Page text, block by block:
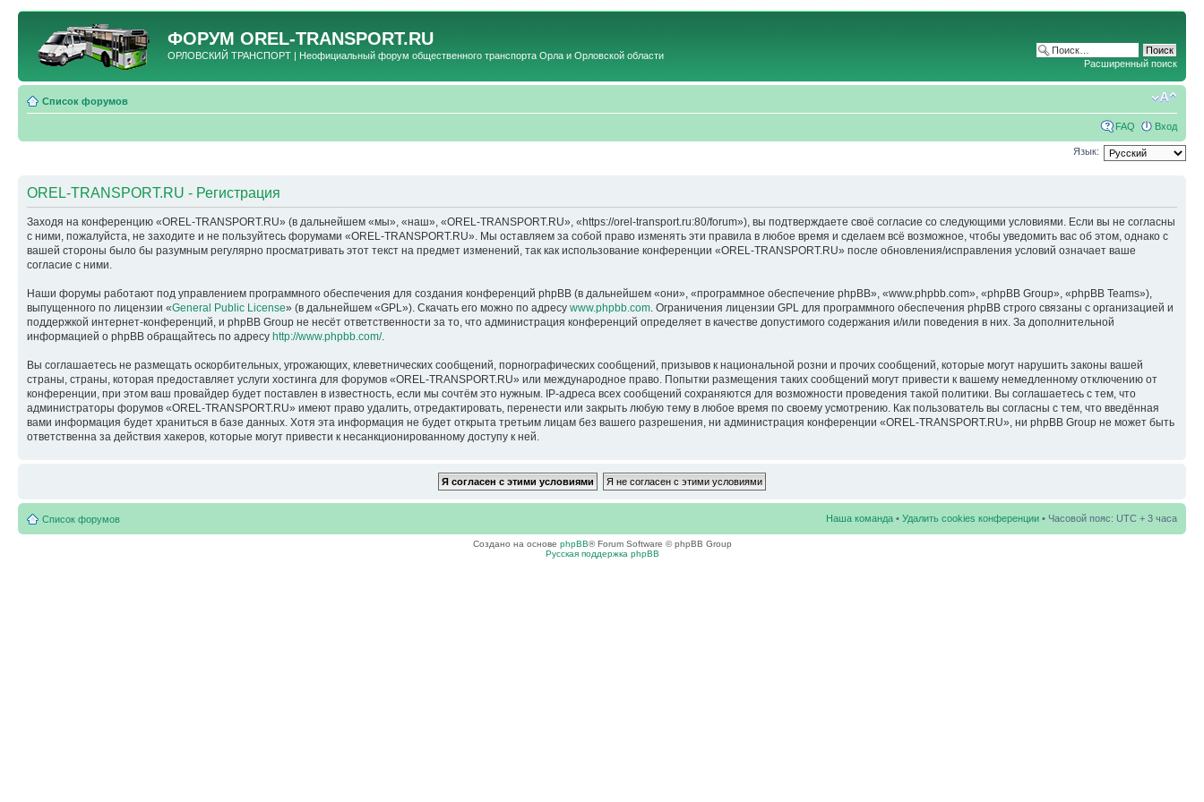
ФОРУМ OREL-TRANSPORT.RU
ОРЛОВСКИЙ ТРАНСПОРТ | Неофициальный форум общественного транспорта Орла и Орловской области
Расширенный поиск
Список форумов
FAQ Вход
Язык:
OREL-TRANSPORT.RU - Регистрация
Заходя на конференцию «OREL-TRANSPORT.RU» (в дальнейшем «мы», «наш», «OREL-TRANSPORT.RU», «https://orel-transport.ru:80/forum»), вы подтверждаете своё согласие со следующими условиями. Если вы не согласны
с ними, пожалуйста, не заходите и не пользуйтесь форумами «OREL-TRANSPORT.RU». Мы оставляем за собой право изменять эти правила в любое время и сделаем всё возможное, чтобы уведомить вас об этом, однако с
вашей стороны было бы разумным регулярно просматривать этот текст на предмет изменений, так как использование конференции «OREL-TRANSPORT.RU» после обновления/исправления условий означает ваше
согласие с ними.
Наши форумы работают под управлением программного обеспечения для создания конференций phpBB (в дальнейшем «они», «программное обеспечение phpBB», «www.phpbb.com», «phpBB Group», «phpBB Teams»),
выпущенного по лицензии «General Public License» (в дальнейшем «GPL»). Скачать его можно по адресу www.phpbb.com. Ограничения лицензии GPL для программного обеспечения phpBB строго связаны с организацией и
поддержкой интернет-конференций, и phpBB Group не несёт ответственности за то, что администрация конференций определяет в качестве допустимого содержания и/или поведения в них. За дополнительной
информацией о phpBB обращайтесь по адресу http://www.phpbb.com/.
Вы соглашаетесь не размещать оскорбительных, угрожающих, клеветнических сообщений, порнографических сообщений, призывов к национальной розни и прочих сообщений, которые могут нарушить законы вашей
страны, страны, которая предоставляет услуги хостинга для форумов «OREL-TRANSPORT.RU» или международное право. Попытки размещения таких сообщений могут привести к вашему немедленному отключению от
конференции, при этом ваш провайдер будет поставлен в известность, если мы сочтём это нужным. IP-адреса всех сообщений сохраняются для возможности проведения такой политики. Вы соглашаетесь с тем, что
администраторы форумов «OREL-TRANSPORT.RU» имеют право удалить, отредактировать, перенести или закрыть любую тему в любое время по своему усмотрению. Как пользователь вы согласны с тем, что введённая
вами информация будет храниться в базе данных. Хотя эта информация не будет открыта третьим лицам без вашего разрешения, ни администрация конференции «OREL-TRANSPORT.RU», ни phpBB Group не может быть
ответственна за действия хакеров, которые могут привести к несанкционированному доступу к ней.
Список форумов Наша команда • Удалить cookies конференции • Часовой пояс: UTC + 3 часа
Создано на основе phpBB® Forum Software © phpBB Group
Русская поддержка phpBB